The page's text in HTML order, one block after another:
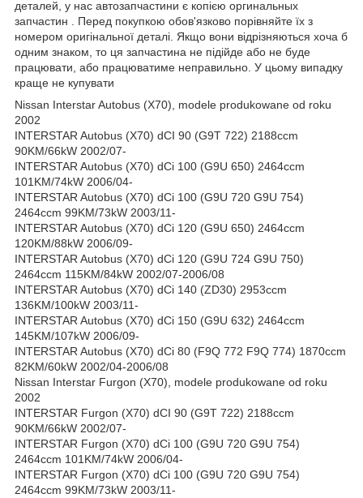
деталей, у нас автозапчастини є копією оргинальных
запчастин . Перед покупкою обов'язково порівняйте їх з
номером оригінальної деталі. Якщо вони відрізняються хоча б
одним знаком, то ця запчастина не підійде або не буде
працювати, або працюватиме неправильно. У цьому випадку
краще не купувати
Nissan Interstar Autobus (X70), modele produkowane od roku
2002
INTERSTAR Autobus (X70) dCI 90 (G9T 722) 2188ccm
90KM/66kW 2002/07-
INTERSTAR Autobus (X70) dCi 100 (G9U 650) 2464ccm
101KM/74kW 2006/04-
INTERSTAR Autobus (X70) dCi 100 (G9U 720 G9U 754)
2464ccm 99KM/73kW 2003/11-
INTERSTAR Autobus (X70) dCi 120 (G9U 650) 2464ccm
120KM/88kW 2006/09-
INTERSTAR Autobus (X70) dCi 120 (G9U 724 G9U 750)
2464ccm 115KM/84kW 2002/07-2006/08
INTERSTAR Autobus (X70) dCi 140 (ZD30) 2953ccm
136KM/100kW 2003/11-
INTERSTAR Autobus (X70) dCi 150 (G9U 632) 2464ccm
145KM/107kW 2006/09-
INTERSTAR Autobus (X70) dCi 80 (F9Q 772 F9Q 774) 1870ccm
82KM/60kW 2002/04-2006/08
Nissan Interstar Furgon (X70), modele produkowane od roku
2002
INTERSTAR Furgon (X70) dCI 90 (G9T 722) 2188ccm
90KM/66kW 2002/07-
INTERSTAR Furgon (X70) dCi 100 (G9U 720 G9U 754)
2464ccm 101KM/74kW 2006/04-
INTERSTAR Furgon (X70) dCi 100 (G9U 720 G9U 754)
2464ccm 99KM/73kW 2003/11-